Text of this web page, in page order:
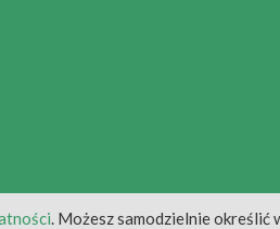
. Możesz samodzielnie określić